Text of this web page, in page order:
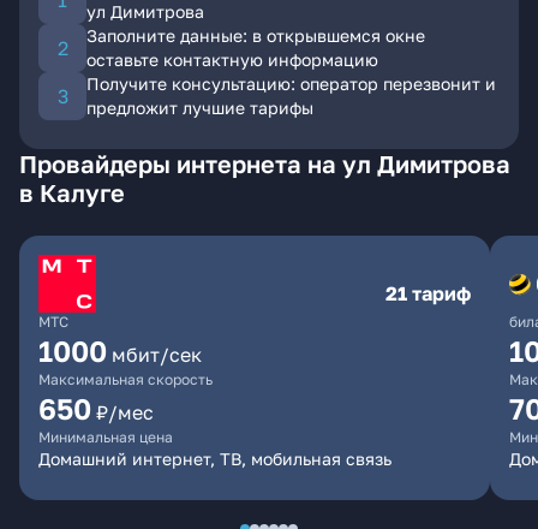
ул Димитрова
Заполните данные: в открывшемся окне
оставьте контактную информацию
Получите консультацию: оператор перезвонит и
предложит лучшие тарифы
Провайдеры интернета на ул Димитрова
в Калуге
МТС
21 тариф
1000 мбит/сек
Максимальная скорость
650 ₽/мес
Минимальная цена
Домашний интернет, ТВ, мобильная связь